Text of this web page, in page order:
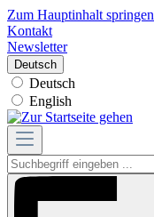
Zum Hauptinhalt springen
Kontakt
Newsletter
Deutsch
Deutsch
English